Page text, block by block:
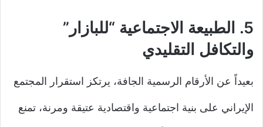
5. الطبيعة الاجتماعية “للبازار”
والتكافل التقليدي
بعيداً عن الأرقام الرسمية الجافة، يرتكز استقرار المجتمع
الإيراني على بنية اجتماعية واقتصادية عتيقة ومرنة، تمنع